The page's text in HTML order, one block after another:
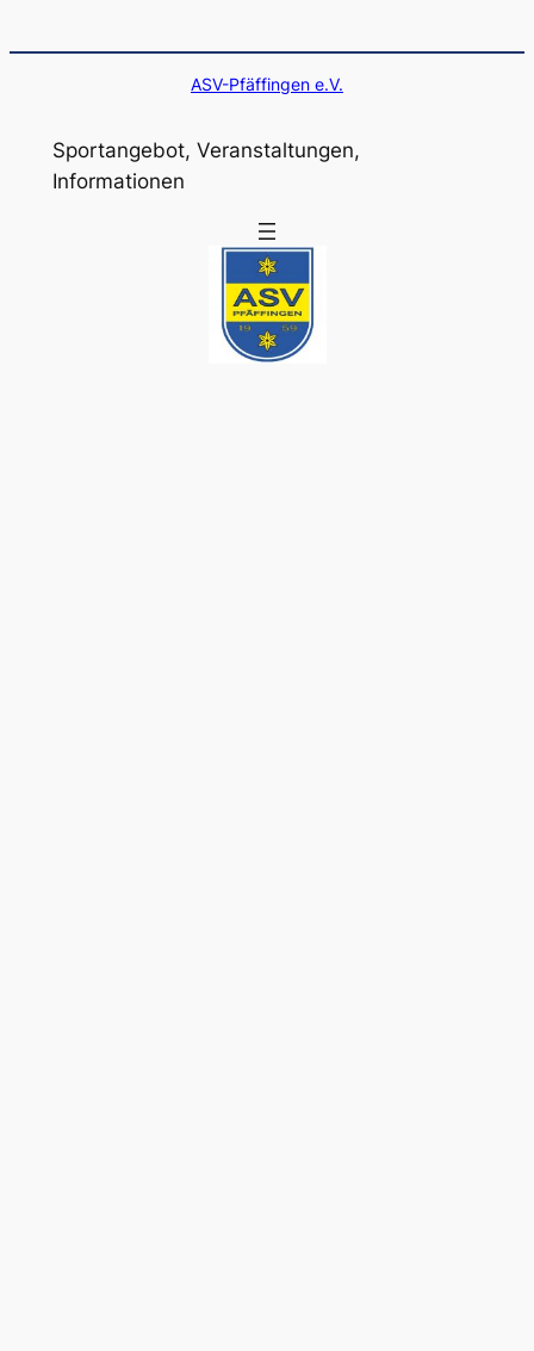
ASV-Pfäffingen e.V.
Sportangebot, Veranstaltungen,
Informationen